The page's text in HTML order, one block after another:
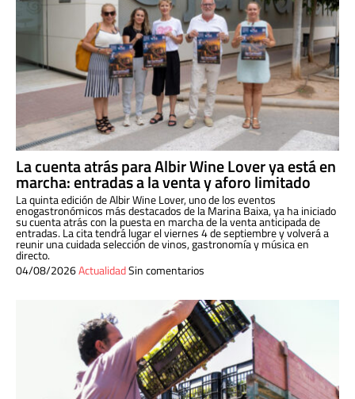
La cuenta atrás para Albir Wine Lover ya está en
marcha: entradas a la venta y aforo limitado
La quinta edición de Albir Wine Lover, uno de los eventos
enogastronómicos más destacados de la Marina Baixa, ya ha iniciado
su cuenta atrás con la puesta en marcha de la venta anticipada de
entradas. La cita tendrá lugar el viernes 4 de septiembre y volverá a
reunir una cuidada selección de vinos, gastronomía y música en
directo.
04/08/2026ActualidadSin comentarios